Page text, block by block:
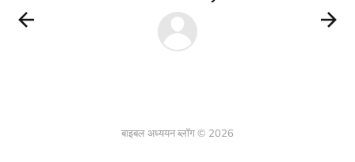
बाइबल अध्ययन ब्लॉग © 2026